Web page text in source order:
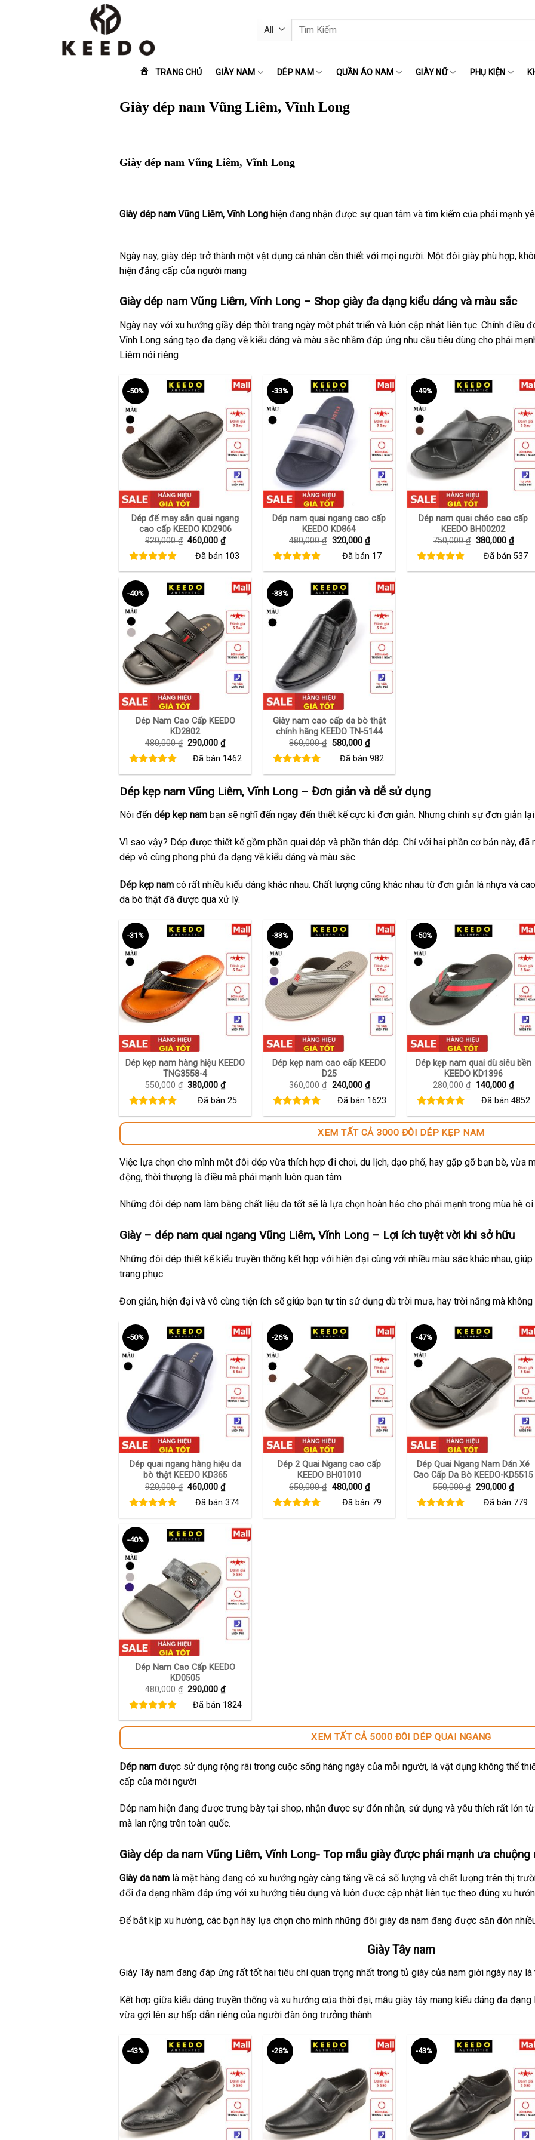
Tìm
kiếm:
TRANG CHỦ GIÀY NAM DÉP NAM QUẦN ÁO NAM GIÀY NỮ PHỤ KIỆN
Giày dép nam Vũng Liêm, Vĩnh Long
Giày dép nam Vũng Liêm, Vĩnh Long
Giày dép nam Vũng Liêm, Vĩnh Long hiện đang nhận được sự quan tâm và tìm kiếm của phái mạnh
Ngày nay, giày dép trở thành một vật dụng cá nhân cần thiết với mọi người. Một đôi giày phù hợp,
hiện đẳng cấp của người mang
Giày dép nam Vũng Liêm, Vĩnh Long – Shop giày đa dạng kiểu dáng và màu sắc
Ngày nay với xu hướng giầy dép thời trang ngày một phát triển và luôn cập nhật liên tục. Chính điều
Vĩnh Long sáng tạo đa dạng về kiểu dáng và màu sắc nhầm đáp ứng nhu cầu tiêu dùng cho phái
Liêm nói riêng
-50%
+
Dép đế may sẵn quai ngang
cao cấp KEEDO KD2906
920,000₫ Giá
là:
460,000₫Giá
hiện
tại
460,000 ₫.
Đã bán 103
-33%
+
Dép nam quai ngang cao cấp
KEEDO KD864
480,000₫ Giá
320,000 ₫Giá
hiện
tại
320,000 ₫.
Đã bán 17
-49%
+
Dép nam quai chéo cao cấp
KEEDO BH00202
750,000₫ Giá
380,000 ₫Giá
hiện
tại
Đã bán 537
-40%
+
Dép Nam Cao Cấp KEEDO
KD2802
480,000₫ Giá
là:
290,000₫Giá
tại
290,000 ₫.
Đã bán 1462
-33%
+
Giày nam cao cấp da bò thật
chính hãng KEEDO TN-5144
860,000₫ Giá
580,000 ₫Giá
tại
580,000 ₫.
Đã bán 982
Dép kẹp nam Vũng Liêm, Vĩnh Long – Đơn giản và dễ sử dụng
Nói đến dép kẹp nambạn sẽ nghĩ đến ngay đến thiết kế cực kì đơn giản. Nhưng chính sự đơn giản
Vì sao vậy? Dép được thiết kế gồm phần quai dép và phần thân dép. Chỉ với hai phần cơ bản này,
dép vô cùng phong phú đa dạng về kiểu dáng và màu sắc.
Dép kẹp namcó rất nhiều kiểu dáng khác nhau. Chất lượng cũng khác nhau từ đơn giản là nhựa và
da bò thật đã được qua xử lý.
-31%
+
Dép kẹp nam hàng hiệu KEEDO
TNG3558-4
550,000₫ Giá
380,000₫Giá
hiện
tại
380,000 ₫.
Đã bán25
-33%
+
Dép kẹp nam cao cấp KEEDO
D25
360,000₫ Giá
là:
240,000 ₫Giá
hiện
tại
240,000 ₫.
Đã bán 1623
-50%
+
Dép kẹp nam quai dù siêu bền
KEEDO KD1396
280,000₫ Giá
là:
140,000 ₫Giá
hiện
tại
Đã bán 4852
XEM TẤT CẢ 3000 ĐÔI DÉP KẸP NAM
Việc lựa chọn cho mình một đôi dép vừa thích hợp đi chơi, du lịch, dạo phố, hay gặp gỡ bạn bè, vừa
động, thời thượng là điều mà phái mạnh luôn quan tâm
Những đôi dép nam làm bằng chất liệu da tốt sẽ là lựa chọn hoàn hảo cho phái mạnh trong mùa hè
Giày – dép nam quai ngang Vũng Liêm, Vĩnh Long – Lợi ích tuyệt vời khi sở hữu
Những đôi dép thiết kế kiểu truyền thống kết hợp với hiện đại cùng với nhiều màu sắc khác nhau,
trang phục
Đơn giản, hiện đại và vô cùng tiện ích sẽ giúp bạn tự tin sử dụng dù trời mưa, hay trời nắng mà
-50%
+
Dép quai ngang hàng hiệu da
bò thật KEEDO KD365
920,000₫ Giá
là:
460,000₫Giá
hiện
tại
460,000 ₫.
Đã bán374
-26%
+
Dép 2 Quai Ngang cao cấp
KEEDO BH01010
650,000₫ Giá
480,000 ₫Giá
hiện
tại
480,000 ₫.
Đã bán 79
-47%
+
Dép Quai Ngang Nam Dán Xé
Cao Cấp Da Bò KEEDO-KD5515
550,000₫ Giá
290,000 ₫Giá
hiện
tại
Đã bán 779
-40%
+
Dép Nam Cao Cấp KEEDO
KD0505
480,000₫ Giá
là:
290,000₫Giá
hiện
tại
290,000 ₫.
Đã bán 1824
XEM TẤT CẢ 5000 ĐÔI DÉP QUAI NGANG
Dép namđược sử dụng rộng rãi trong cuộc sống hàng ngày của mỗi người, là vật dụng không thể
cấp của mõi người
Dép nam hiện đang được trưng bày tại shop, nhận được sự đón nhận, sử dụng và yêu thích rất lớn
mà lan rộng trên toàn quốc.
Giày dép da nam Vũng Liêm, Vĩnh Long- Top mẫu giày được phái mạnh ưa chuộng
Giày da namlà mặt hàng đang có xu hướng ngày càng tăng về cả số lượng và chất lượng trên thị
đổi đa dạng nhầm đáp ứng với xu hướng tiêu dụng và luôn được cập nhật liên tục theo đúng xu
Để bắt kịp xu hướng, các bạn hãy lựa chọn cho mình những đôi giày da nam đang được săn đón
Giày Tây nam
Giày Tây namđang đáp ứng rất tốt hai tiêu chí quan trọng nhất trong tủ giày của nam giới ngày nay là
Kết hơp giữa kiểu dáng truyền thống và xu hướng của thời đại, mẫu giày tây mang kiểu dáng đa
vừa gợi lên sự hấp dẫn riêng của người đàn ông trưởng thành.
-43% -28% -43%